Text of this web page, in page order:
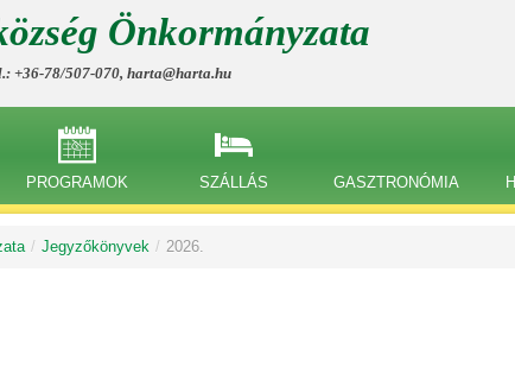
Önkormányzata
+36-78/507-070, harta@harta.hu
PROGRAMOK SZÁLLÁS GASZTRONÓMIA
/ Jegyzőkönyvek / 2026.